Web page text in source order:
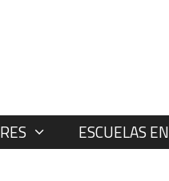
ESCUELAS EN